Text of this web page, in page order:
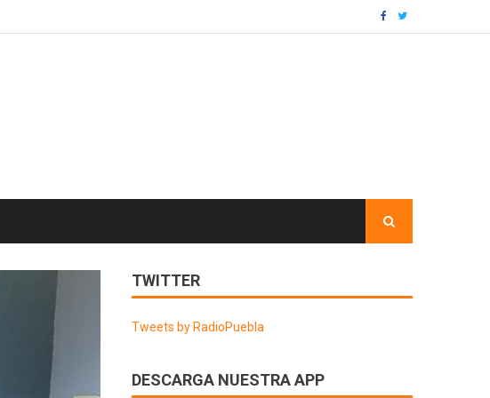
TWITTER
Tweets by RadioPuebla
DESCARGA NUESTRA APP